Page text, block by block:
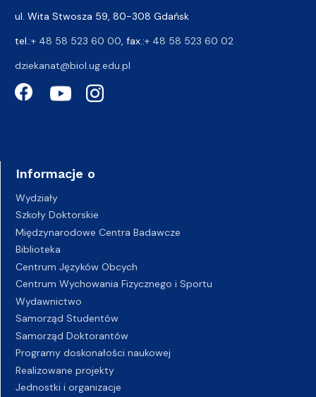
ul. Wita Stwosza 59, 80-308 Gdańsk
tel.:+ 48 58 523 60 00, fax.:+ 48 58 523 60 02
dziekanat@biol.ug.edu.pl
Informacje o
Wydziały
Szkoły Doktorskie
Międzynarodowe Centra Badawcze
Biblioteka
Centrum Języków Obcych
Centrum Wychowania Fizycznego i Sportu
Wydawnictwo
Samorząd Studentów
Samorząd Doktorantów
Programy doskonałości naukowej
Realizowane projekty
Jednostki i organizacje